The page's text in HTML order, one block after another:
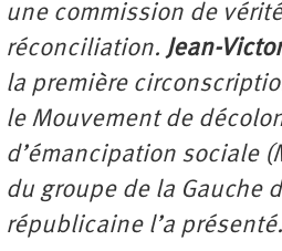
une commission de
réconciliation. Jean-
la première
le Mouvement de
d’émancipation sociale
du groupe de la Gauche
républicaine l’a